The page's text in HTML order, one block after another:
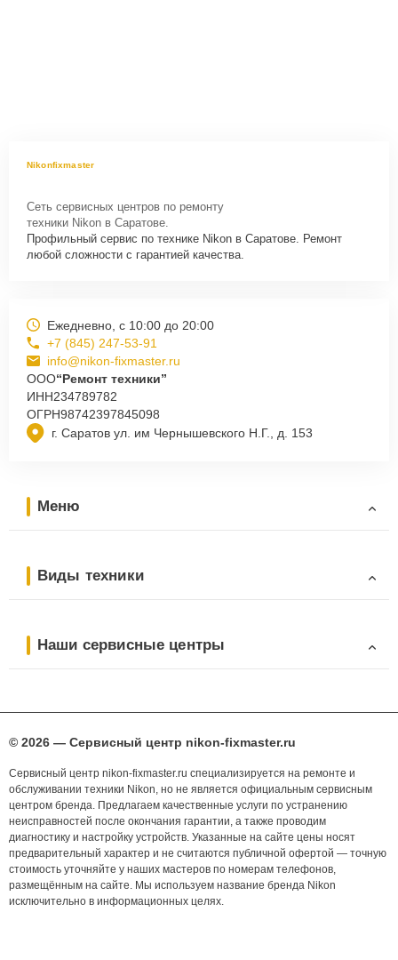
Nikonfixmaster
Сеть сервисных центров по ремонту
техники Nikon в Саратове.
Профильный сервис по технике Nikon в Саратове. Ремонт
любой сложности с гарантией качества.
г. Саратов ул. им Чернышевского Н.Г., д. 153
Ежедневно, с 10:00 до 20:00
+7 (845) 247-53-91
info@nikon-fixmaster.ru
ООО“Ремонт техники”
ИНН234789782
ОГРН98742397845098
Меню
Виды техники
Наши сервисные центры
© 2026 — Сервисный центр nikon-fixmaster.ru
Сервисный центр nikon-fixmaster.ru специализируется на ремонте и
обслуживании техники Nikon, но не является официальным сервисным
центром бренда. Предлагаем качественные услуги по устранению
неисправностей после окончания гарантии, а также проводим
диагностику и настройку устройств. Указанные на сайте цены носят
предварительный характер и не считаются публичной офертой — точную
стоимость уточняйте у наших мастеров по номерам телефонов,
размещённым на сайте. Мы используем название бренда Nikon
исключительно в информационных целях.